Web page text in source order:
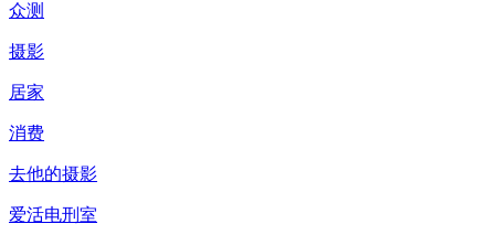
众测
摄影
居家
消费
去他的摄影
爱活电刑室